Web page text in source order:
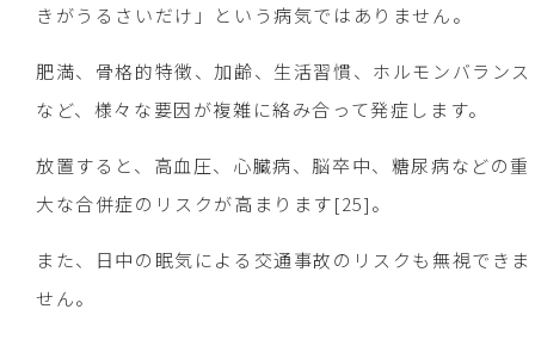
きがうるさいだけ」という病気ではありません。
肥満、骨格的特徴、加齢、生活習慣、ホルモンバランス
など、様々な要因が複雑に絡み合って発症します。
放置すると、高血圧、心臓病、脳卒中、糖尿病などの重
大な合併症のリスクが高まります[25]。
また、日中の眠気による交通事故のリスクも無視できま
せん。